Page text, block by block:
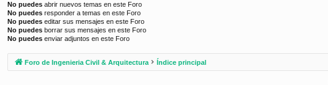
No puedes abrir nuevos temas en este Foro
No puedes responder a temas en este Foro
No puedes editar sus mensajes en este Foro
No puedes borrar sus mensajes en este Foro
No puedes enviar adjuntos en este Foro
Foro de Ingenieria Civil & Arquitectura Índice principal